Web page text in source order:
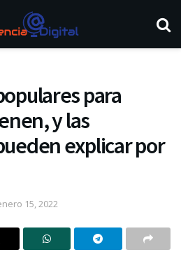
para
y las
explicar por
15, 2022